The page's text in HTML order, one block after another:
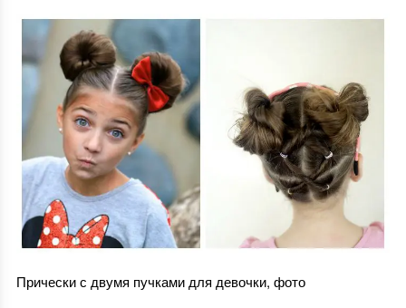
Прически с двумя пучками для девочки, фото